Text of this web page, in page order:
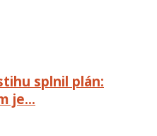
splnil plán:
je…